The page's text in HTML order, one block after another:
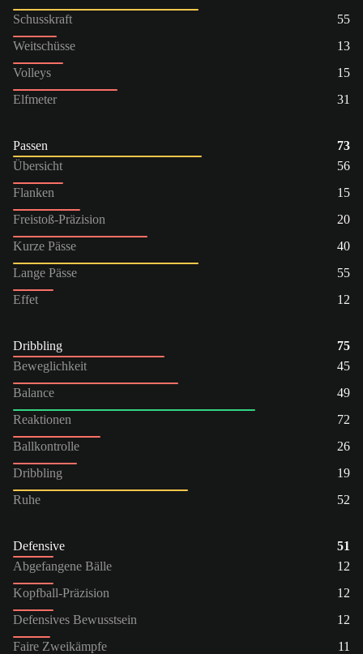
Schusskraft
55
Weitschüsse
13
Volleys
15
Elfmeter
31
Passen
73
Übersicht
56
Flanken
15
Freistoß-Präzision
20
Kurze Pässe
40
Lange Pässe
55
Effet
12
Dribbling
75
Beweglichkeit
45
Balance
49
Reaktionen
72
Ballkontrolle
26
Dribbling
19
Ruhe
52
Defensive
51
Abgefangene Bälle
12
Kopfball-Präzision
12
Defensives Bewusstsein
12
Faire Zweikämpfe
11